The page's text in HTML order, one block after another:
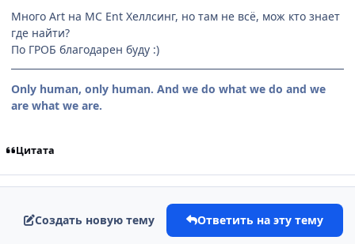
Много Art на MC Ent Хеллсинг, но там не всё, мож кто знает
где найти?
По ГРОБ благодарен буду :)
Only human, only human. And we do what we do and we
are what we are.
Цитата
Создать новую тему Ответить на эту тему